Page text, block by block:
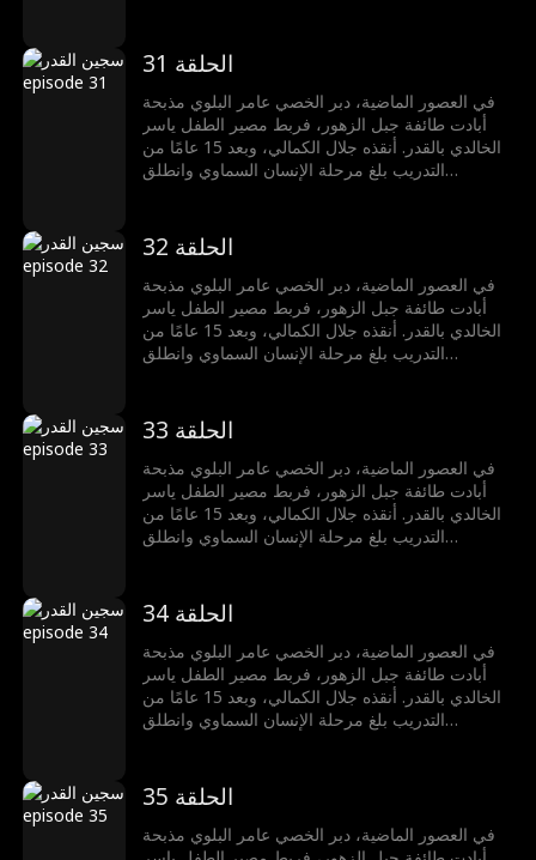
وضحت أخته سمر بنفسها لحمايته في قاعة النار
الحمراء. استعاد ذاكرته بسيف الجبل الأخضر، وتعاون
مع نعيم الوالي لإنقاذ سلطان الدوسري، في طريق
مواجهة القدر
الحلقة 31
في العصور الماضية، دبر الخصي عامر البلوي مذبحة
أبادت طائفة جبل الزهور، فربط مصير الطفل ياسر
الخالدي بالقدر. أنقذه جلال الكمالي، وبعد 15 عامًا من
التدريب بلغ مرحلة الإنسان السماوي وانطلق
وضحت أخته سمر بنفسها لحمايته في قاعة النار
الحمراء. استعاد ذاكرته بسيف الجبل الأخضر، وتعاون
مع نعيم الوالي لإنقاذ سلطان الدوسري، في طريق
مواجهة القدر
الحلقة 32
في العصور الماضية، دبر الخصي عامر البلوي مذبحة
أبادت طائفة جبل الزهور، فربط مصير الطفل ياسر
الخالدي بالقدر. أنقذه جلال الكمالي، وبعد 15 عامًا من
التدريب بلغ مرحلة الإنسان السماوي وانطلق
وضحت أخته سمر بنفسها لحمايته في قاعة النار
الحمراء. استعاد ذاكرته بسيف الجبل الأخضر، وتعاون
مع نعيم الوالي لإنقاذ سلطان الدوسري، في طريق
مواجهة القدر
الحلقة 33
في العصور الماضية، دبر الخصي عامر البلوي مذبحة
أبادت طائفة جبل الزهور، فربط مصير الطفل ياسر
الخالدي بالقدر. أنقذه جلال الكمالي، وبعد 15 عامًا من
التدريب بلغ مرحلة الإنسان السماوي وانطلق
وضحت أخته سمر بنفسها لحمايته في قاعة النار
الحمراء. استعاد ذاكرته بسيف الجبل الأخضر، وتعاون
مع نعيم الوالي لإنقاذ سلطان الدوسري، في طريق
مواجهة القدر
الحلقة 34
في العصور الماضية، دبر الخصي عامر البلوي مذبحة
أبادت طائفة جبل الزهور، فربط مصير الطفل ياسر
الخالدي بالقدر. أنقذه جلال الكمالي، وبعد 15 عامًا من
التدريب بلغ مرحلة الإنسان السماوي وانطلق
وضحت أخته سمر بنفسها لحمايته في قاعة النار
الحمراء. استعاد ذاكرته بسيف الجبل الأخضر، وتعاون
مع نعيم الوالي لإنقاذ سلطان الدوسري، في طريق
الحلقة 35
في العصور الماضية، دبر الخصي عامر البلوي مذبحة